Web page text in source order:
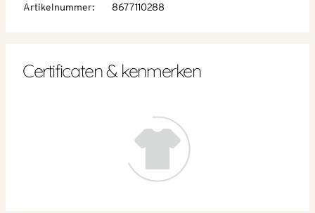
Artikelnummer: 8677110288
Certificaten & kenmerken